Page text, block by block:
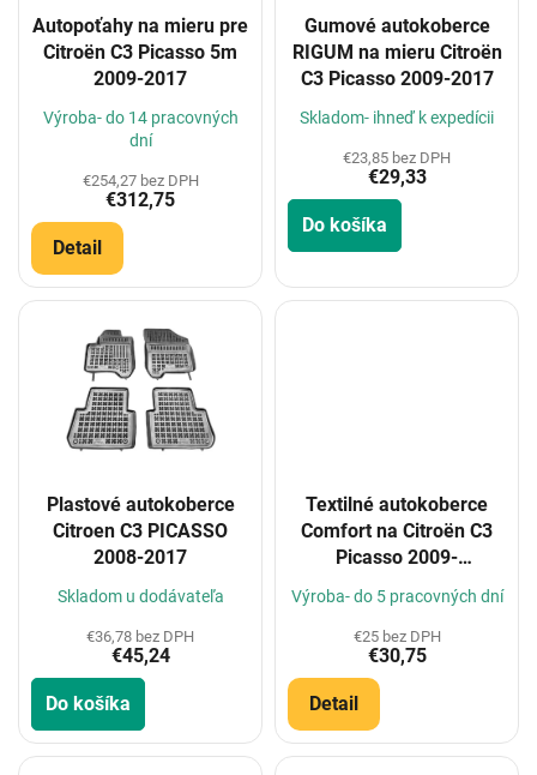
Autopoťahy na mieru pre
Citroën C3 Picasso 5m
2009-2017
Výroba- do 14 pracovných
dní
€254,27 bez DPH
€312,75
Detail
Gumové autokoberce
RIGUM na mieru Citroën
C3 Picasso 2009-2017
Skladom- ihneď k expedícii
€23,85 bez DPH
€29,33
Do košíka
Plastové autokoberce
Citroen C3 PICASSO
2008-2017
Skladom u dodávateľa
€36,78 bez DPH
€45,24
Do košíka
Textilné autokoberce
Comfort na Citroën C3
Picasso 2009-
Výroba- do 5 pracovných dní
€25 bez DPH
€30,75
Detail